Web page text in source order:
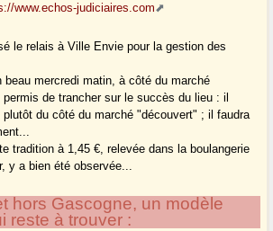
www.echos-judiciaires.com
le relais à Ville Envie pour la gestion des
beau mercredi matin, à côté du marché
permis de trancher sur le succès du lieu : il
du côté du marché "découvert" ; il faudra
tradition à 1,45 €, relevée dans la boulangerie
y a bien été observée...
hors Gascogne, un modèle
reste à trouver :